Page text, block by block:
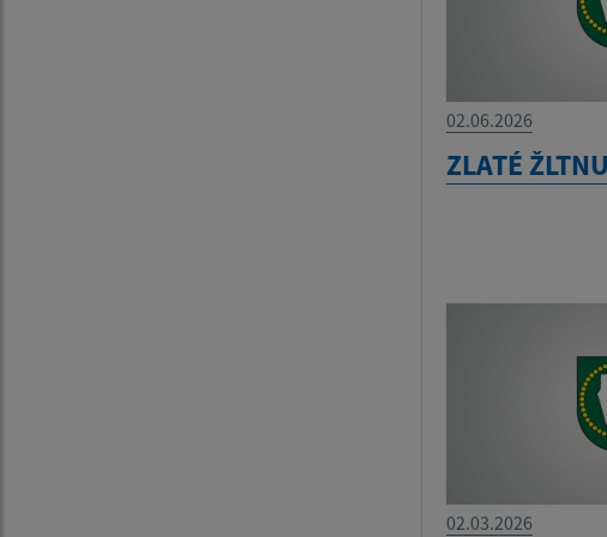
02.06.2026
ZLATÉ
02.03.2026